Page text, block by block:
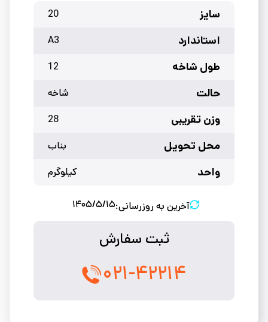
سایز 20
استاندارد A3
طول شاخه 12
حالت شاخه
وزن تقریبی 28
محل تحویل بناب
واحد کیلوگرم
آخرین به روزرسانی:۱۴۰۵/۵/۱۵
ثبت سفارش
۰۲۱-۴۲۲۱۴